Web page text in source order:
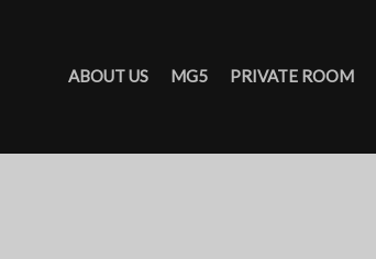
ABOUT US MG5 PRIVATE ROOM